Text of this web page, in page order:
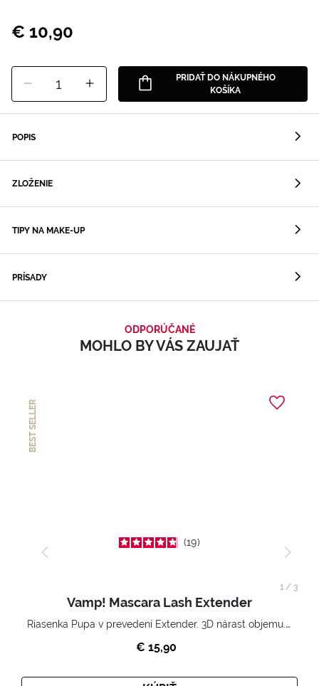
€ 10,90
1
PRIDAŤ DO NÁKUPNÉHO
KOŠÍKA
POPIS
ZLOŽENIE
TIPY NA MAKE-UP
PRÍSADY
ODPORÚČANÉ
MOHLO BY VÁS ZAUJAŤ
BEST SELLER
19
Vamp! Mascara Lash Extender
Riasenka Pupa v prevedení Extender. 3D nárast objemu. Nekonečne zhutnené a nadvihnuté riasy.
€ 15,90
1/ 3